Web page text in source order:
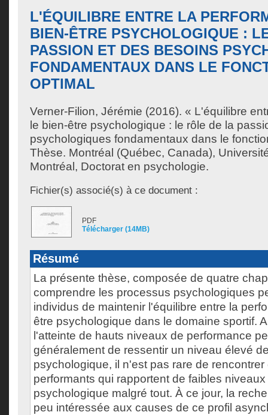
L'ÉQUILIBRE ENTRE LA
BIEN-ÊTRE PSYCHOLOGIQUE :
PASSION ET DES BESOINS
FONDAMENTAUX DANS LE
OPTIMAL
Verner-Filion, Jérémie (2016). « L'équilibre
le bien-être psychologique : le rôle de la
psychologiques fondamentaux dans le
Thèse. Montréal (Québec, Canada),
Montréal, Doctorat en psychologie.
Fichier(s) associé(s) à ce document :
PDF
Télécharger (14MB)
Résumé
La présente thèse, composée de quatre
comprendre les processus psychologiques
individus de maintenir l'équilibre entre la
être psychologique dans le domaine sportif.
l'atteinte de hauts niveaux de performance
généralement de ressentir un niveau élevé
psychologique, il n'est pas rare de
performants qui rapportent de faibles
psychologique malgré tout. À ce jour, la
peu intéressée aux causes de ce profil